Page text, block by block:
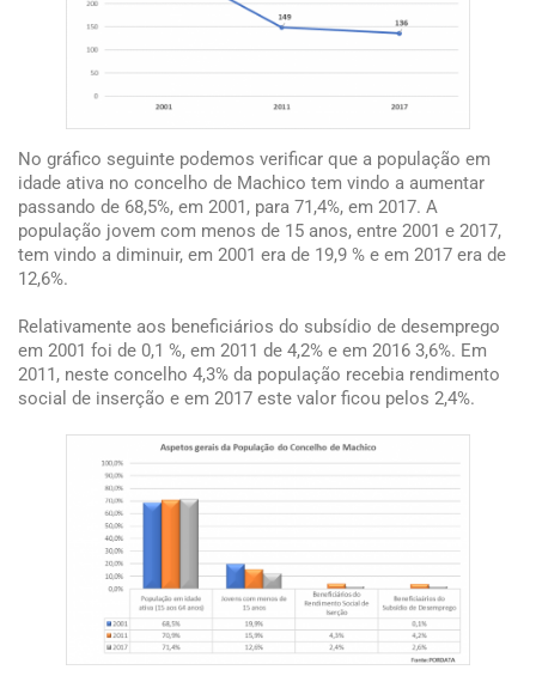
No gráfico seguinte podemos verificar que a população em
idade ativa no concelho de Machico tem vindo a aumentar
passando de 68,5%, em 2001, para 71,4%, em 2017. A
população jovem com menos de 15 anos, entre 2001 e 2017,
tem vindo a diminuir, em 2001 era de 19,9 % e em 2017 era de
12,6%.
Relativamente aos beneficiários do subsídio de desemprego
em 2001 foi de 0,1 %, em 2011 de 4,2% e em 2016 3,6%. Em
2011, neste concelho 4,3% da população recebia rendimento
social de inserção e em 2017 este valor ficou pelos 2,4%.